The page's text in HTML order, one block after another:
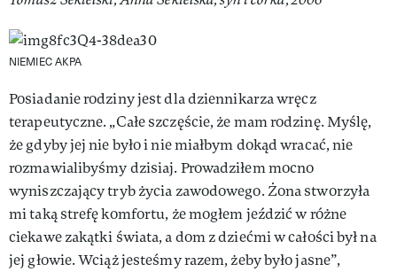
NIEMIEC AKPA
Posiadanie rodziny jest dla dziennikarza wręcz
terapeutyczne. „Całe szczęście, że mam rodzinę. Myślę,
że gdyby jej nie było i nie miałbym dokąd wracać, nie
rozmawialibyśmy dzisiaj. Prowadziłem mocno
wyniszczający tryb życia zawodowego. Żona stworzyła
mi taką strefę komfortu, że mogłem jeździć w różne
ciekawe zakątki świata, a dom z dziećmi w całości był na
jej głowie. Wciąż jesteśmy razem, żeby było jasne”,